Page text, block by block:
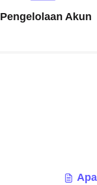
Pengelolaan Akun